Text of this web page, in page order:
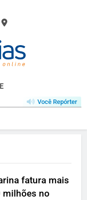
Você Repórter
fatura mais
milhões no